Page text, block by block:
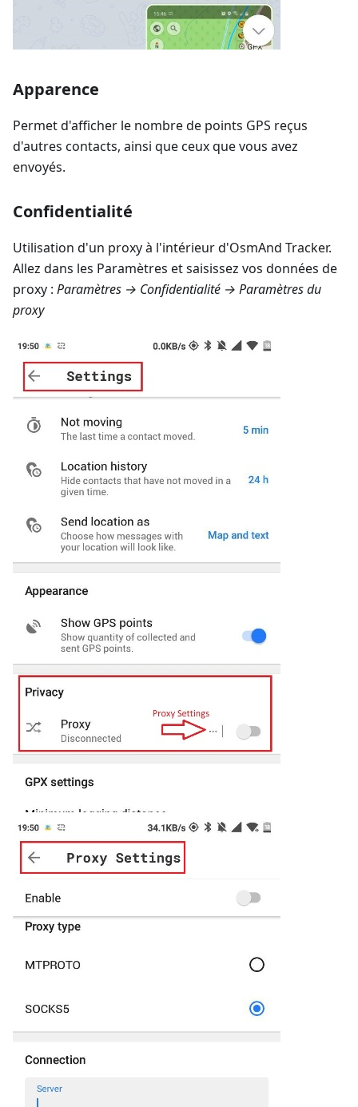
Apparence
Permet d'afficher le nombre de points GPS reçus
d'autres contacts, ainsi que ceux que vous avez
envoyés.
Confidentialité
Utilisation d'un proxy à l'intérieur d'OsmAnd Tracker.
Allez dans les Paramètres et saisissez vos données de
proxy : Paramètres → Confidentialité → Paramètres du
proxy